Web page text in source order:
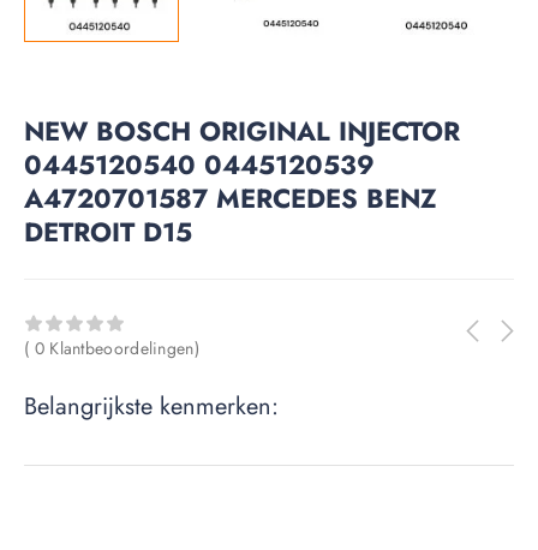
NEW BOSCH ORIGINAL INJECTOR
0445120540 0445120539
A4720701587 MERCEDES BENZ
DETROIT D15
( 0 Klantbeoordelingen)
Belangrijkste kenmerken: